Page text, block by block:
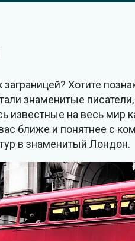
Хотите
знаменитые
известные на весь мир
ближе и понятнее с
в знаменитый Лондон.